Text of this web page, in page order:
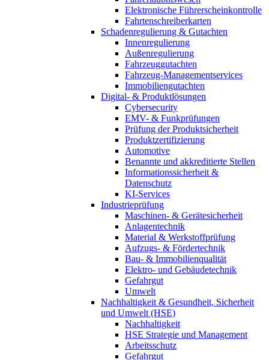
Elektronische Führerscheinkontrolle
Fahrtenschreiberkarten
Schadenregulierung & Gutachten
Innenregulierung
Außenregulierung
Fahrzeuggutachten
Fahrzeug-Managementservices
Immobiliengutachten
Digital- & Produktlösungen
Cybersecurity
EMV- & Funkprüfungen
Prüfung der Produktsicherheit
Produktzertifizierung
Automotive
Benannte und akkreditierte Stellen
Informationssicherheit &
Datenschutz
KI-Services
Industrieprüfung
Maschinen- & Gerätesicherheit
Anlagentechnik
Material & Werkstoffprüfung
Aufzugs- & Fördertechnik
Bau- & Immobilienqualität
Elektro- und Gebäudetechnik
Gefahrgut
Umwelt
Nachhaltigkeit & Gesundheit, Sicherheit
und Umwelt (HSE)
Nachhaltigkeit
HSE Strategie und Management
Arbeitsschutz
Gefahrgut